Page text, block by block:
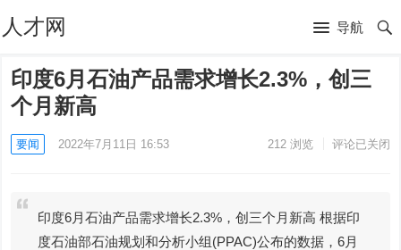
人才网 导航
印度6月石油产品需求增长2.3%，创三
个月新高
要闻 2022年7月11日 16:53 212浏览 评论已关闭
印度6月石油产品需求增长2.3%，创三个月新高 根据印
度石油部石油规划和分析小组(PPAC)公布的数据，6月